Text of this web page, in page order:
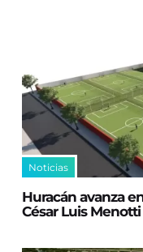
Noticias
Huracán avanza
César Luis Menotti